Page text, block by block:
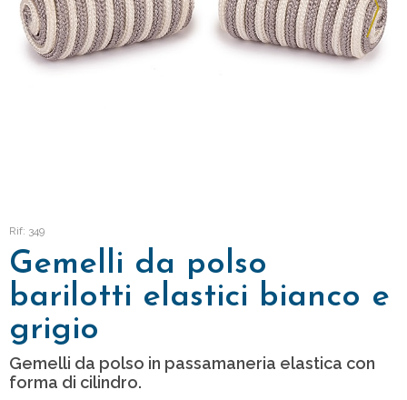
Rif: 349
Gemelli da polso
barilotti elastici bianco e
grigio
Gemelli da polso in passamaneria elastica con
forma di cilindro.